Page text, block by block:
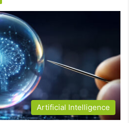
Artificial Intelligence